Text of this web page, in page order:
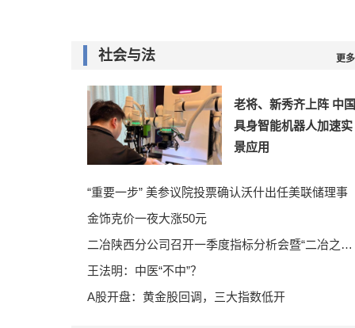
社会与法 更
老将、新秀齐上阵 中国
具身智能机器人加速实
景应用
“重要一步” 美参议院投票确认沃什出任美联储理事
金饰克价一夜大涨50元
二冶陕西分公司召开一季度指标分析会暨“二冶之问”全员思想大讨论专题研学
王法明：中医“不中”？
A股开盘：黄金股回调，三大指数低开